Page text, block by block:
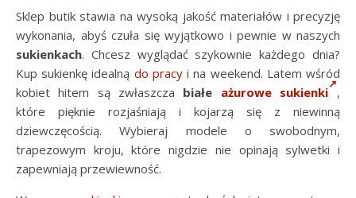
Sklep butik stawia na wysoką jakość materiałów i precyzję
wykonania, abyś czuła się wyjątkowo i pewnie w naszych
sukienkach. Chcesz wyglądać szykownie każdego dnia?
Kup sukienkę idealną do pracyi na weekend. Latem wśród
kobiet hitem są zwłaszcza białe ażurowe sukienki ,
które pięknie rozjaśniają i kojarzą się z niewinną
dziewczęcością. Wybieraj modele o swobodnym,
trapezowym kroju, które nigdzie nie opinają sylwetki i
zapewniają przewiewność.